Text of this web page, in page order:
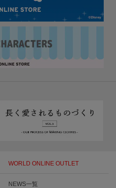
WORLD ONLINE OUTLET
NEWS一覧